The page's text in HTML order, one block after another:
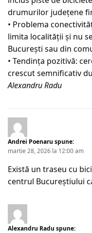
drumurilor județene
• Problema
limita localității și nu
București sau din
• Tendința pozitivă:
crescut semnificativ
Alexandru Radu
Andrei Poenaru spune:
martie 28, 2026 la 12:00 am
Există un traseu cu
centrul Bucureștiului
Alexandru Radu spune: